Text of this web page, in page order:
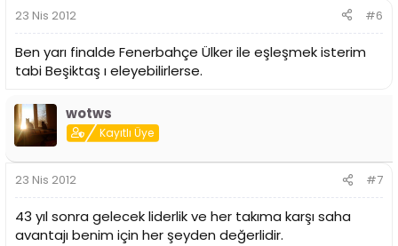
23 Nis 2012 #6
Ben yarı finalde Fenerbahçe Ülker ile eşleşmek isterim
tabi Beşiktaş ı eleyebilirlerse.
wotws
Kayıtlı Üye
23 Nis 2012 #7
43 yıl sonra gelecek liderlik ve her takıma karşı saha
avantajı benim için her şeyden değerlidir.